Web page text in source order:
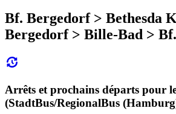
Bf. Bergedorf > Bethesda
Bergedorf > Bille-Bad >
Arrêts et prochains départs pour
(StadtBus/RegionalBus